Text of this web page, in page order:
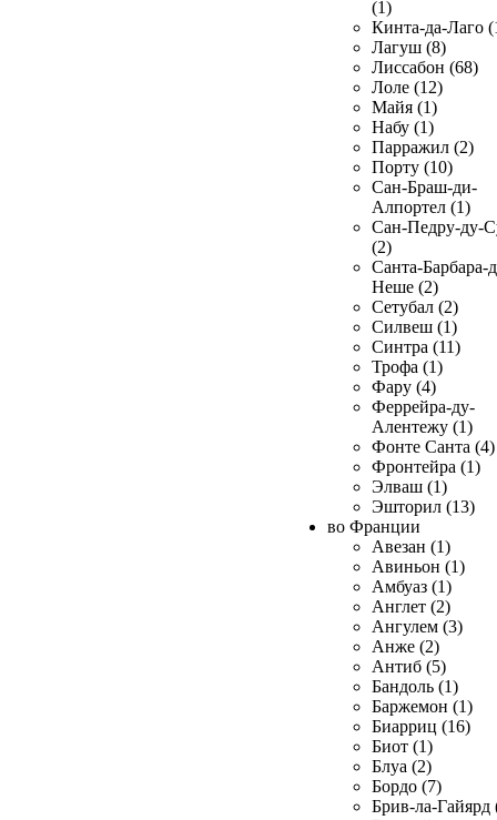
(1)
Кинта-да-Лаго
Лагуш (8)
Лиссабон (68)
Лоле (12)
Майя (1)
Набу (1)
Парражил (2)
Порту (10)
Сан-Браш-ди-
Алпортел (1)
Сан-Педру-ду-
(2)
Санта-Барбара-
Неше (2)
Сетубал (2)
Силвеш (1)
Синтра (11)
Трофа (1)
Фару (4)
Феррейра-ду-
Алентежу (1)
Фонте Санта (4)
Фронтейра (1)
Элваш (1)
Эшторил (13)
во Франции
Авезан (1)
Авиньон (1)
Амбуаз (1)
Англет (2)
Ангулем (3)
Анже (2)
Антиб (5)
Бандоль (1)
Баржемон (1)
Биарриц (16)
Биот (1)
Блуа (2)
Бордо (7)
Брив-ла-Гайярд